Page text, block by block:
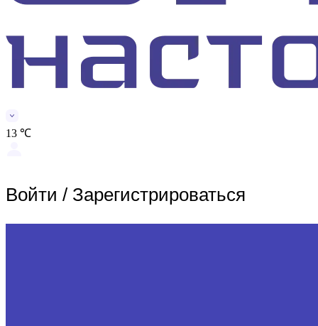
13 ℃
Войти / Зарегистрироваться